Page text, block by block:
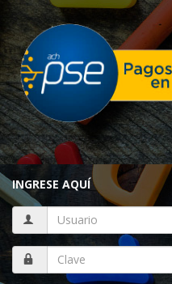
INGRESE AQUÍ